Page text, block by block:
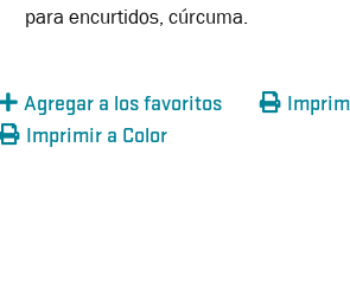
para encurtidos, cúrcuma.
Agregar a los favoritos
Imprimir a Color